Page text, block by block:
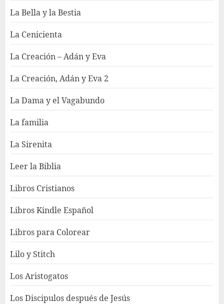
La Bella y la Bestia
La Cenicienta
La Creación – Adán y Eva
La Creación, Adán y Eva 2
La Dama y el Vagabundo
La familia
La Sirenita
Leer la Biblia
Libros Cristianos
Libros Kindle Español
Libros para Colorear
Lilo y Stitch
Los Aristogatos
Los Discipulos después de Jesús